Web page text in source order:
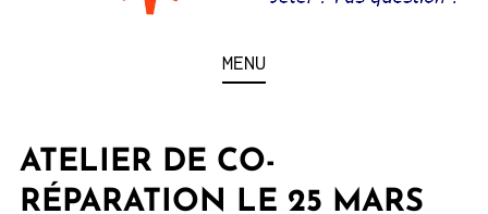
REPAIR CAFÉ
MENU
ATELIER DE CO-
RÉPARATION LE 25 MARS